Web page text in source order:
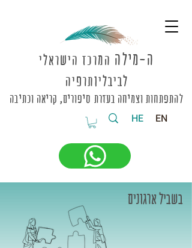
HE EN
ה-מילה המרכז הישראלי
לביבליותרפיה
להתפתחות וצמיחה בעזרת סיפורים, קריאה וכתיבה
בשביל ארגונים